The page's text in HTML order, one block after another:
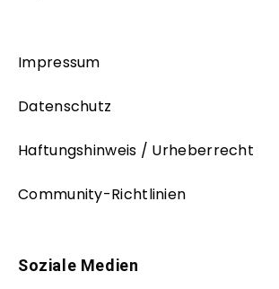
Impressum
Datenschutz
Haftungshinweis / Urheberrecht
Community-Richtlinien
Soziale Medien